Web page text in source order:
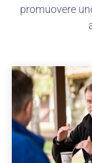
promuovere